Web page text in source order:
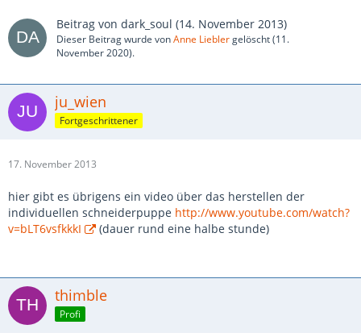
Beitrag von dark_soul (14. November 2013)
Dieser Beitrag wurde vonAnne Lieblergelöscht (11.
November 2020).
ju_wien
Fortgeschrittener
17. November 2013
hier gibt es übrigens ein video über das herstellen der
individuellen schneiderpuppe http://www.youtube.com/watch?
v=bLT6vsfkkkI
(dauer rund eine halbe stunde)
thimble
Profi